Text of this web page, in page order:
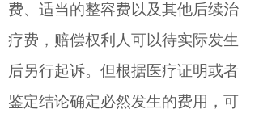
费、适当的整容费以及其他后续治
疗费，赔偿权利人可以待实际发生
后另行起诉。但根据医疗证明或者
鉴定结论确定必然发生的费用，可